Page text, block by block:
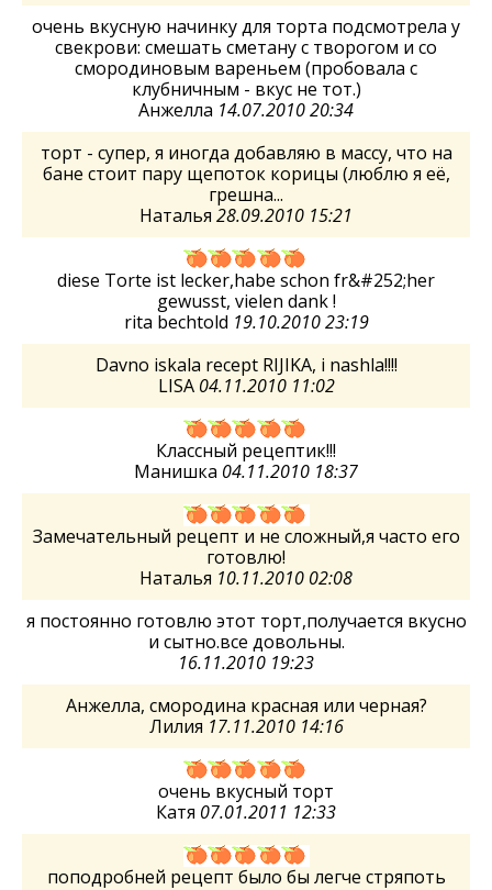
очень вкусную начинку для торта подсмотрела у
свекрови: смешать сметану с творогом и со
смородиновым вареньем (пробовала с
клубничным - вкус не тот.)
Анжелла 14.07.2010 20:34
торт - супер, я иногда добавляю в массу, что на
бане стоит пару щепоток корицы (люблю я её,
грешна...
Наталья 28.09.2010 15:21
diese Torte ist lecker,habe schon fr&#252;her
gewusst, vielen dank !
rita bechtold 19.10.2010 23:19
Davno iskala recept RIJIKA, i nashla!!!!
LISA 04.11.2010 11:02
Классный рецептик!!!
Манишка 04.11.2010 18:37
Замечательный рецепт и не сложный,я часто его
готовлю!
Наталья 10.11.2010 02:08
я постоянно готовлю этот торт,получается вкусно
и сытно.все довольны.
16.11.2010 19:23
Анжелла, смородина красная или черная?
Лилия 17.11.2010 14:16
очень вкусный торт
Катя 07.01.2011 12:33
поподробней рецепт было бы легче стряпоть